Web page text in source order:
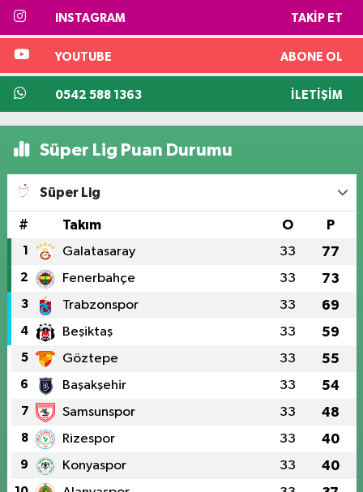
INSTAGRAM TAKIP ET
YOUTUBE ABONE OL
0542 588 1363 İLETIŞIM
Süper Lig Puan Durumu
Süper Lig
# Takım O P
1 Galatasaray 33 77
2 Fenerbahçe 33 73
3 Trabzonspor 33 69
4 Beşiktaş 33 59
5 Göztepe 33 55
6 Başakşehir 33 54
7 Samsunspor 33 48
8 Rizespor 33 40
9 Konyaspor 33 40